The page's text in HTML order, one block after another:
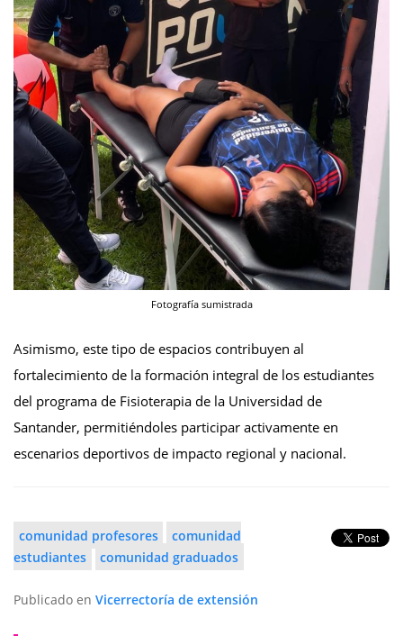
Fotografía sumistrada
Asimismo, este tipo de espacios contribuyen al
fortalecimiento de la formación integral de los estudiantes
del programa de Fisioterapia de la Universidad de
Santander, permitiéndoles participar activamente en
escenarios deportivos de impacto regional y nacional.
comunidad profesores
comunidad
estudiantes
comunidad graduados
Publicado en Vicerrectoría de extensión